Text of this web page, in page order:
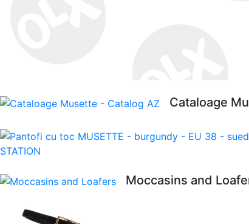
Cataloage
Moccasins and